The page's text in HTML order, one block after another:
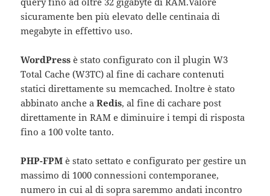
sicuramente ben più elevato delle centinaia di
megabyte in effettivo uso.
WordPress è stato configurato con il plugin W3
Total Cache (W3TC) al fine di cachare contenuti
statici direttamente su memcached. Inoltre è stato
abbinato anche aRedis, al fine di cachare post
direttamente in RAM e diminuire i tempi di risposta
fino a 100 volte tanto.
PHP-FPM è stato settato e configurato per gestire un
massimo di 1000 connessioni contemporanee,
numero in cui al di sopra saremmo andati incontro